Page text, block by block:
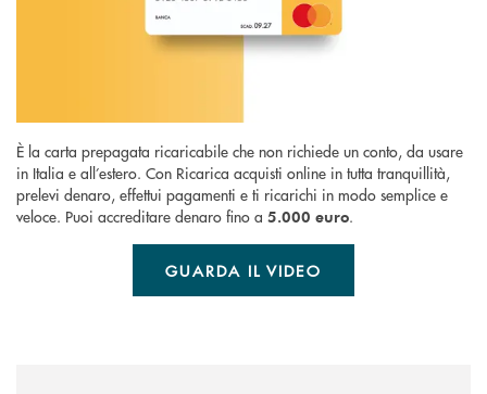
È la carta prepagata ricaricabile che non richiede un conto, da usare
in Italia e all’estero. Con Ricarica acquisti online in tutta tranquillità,
prelevi denaro, effettui pagamenti e ti ricarichi in modo semplice e
veloce. Puoi accreditare denaro fino a 5.000 euro.
GUARDA IL VIDEO